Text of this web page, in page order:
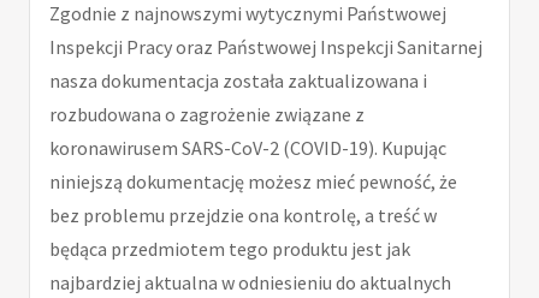
Zgodnie z najnowszymi wytycznymi Państwowej
Inspekcji Pracy oraz Państwowej Inspekcji Sanitarnej
nasza dokumentacja została zaktualizowana i
rozbudowana o zagrożenie związane z
koronawirusem SARS-CoV-2 (COVID-19). Kupując
niniejszą dokumentację możesz mieć pewność, że
bez problemu przejdzie ona kontrolę, a treść w
będąca przedmiotem tego produktu jest jak
najbardziej aktualna w odniesieniu do aktualnych